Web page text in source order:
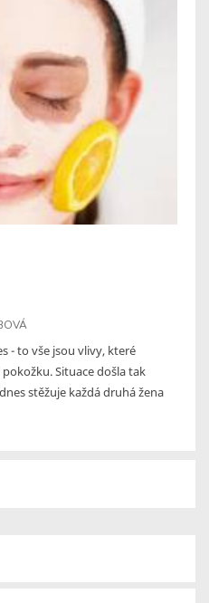
- to vše jsou vlivy, které
Situace došla tak
stěžuje každá druhá žena